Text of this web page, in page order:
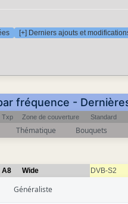
[+] Derniers ajouts et
fréquence -
Txp Zone de couverture Standard
Thématique Bouquets
A8 Wide DVB-S2
Généraliste